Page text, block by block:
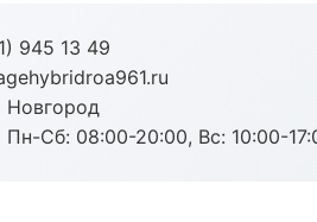
945 13 49
Новгород
Пн-Сб: 08:00-20:00, Вс: 10:00-